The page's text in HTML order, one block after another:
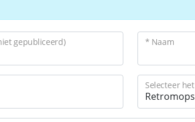
gepubliceerd) * Naam
Selecteer